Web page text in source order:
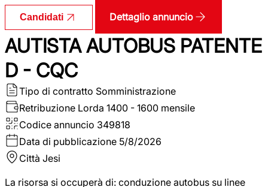
Candidati Dettaglio annuncio
AUTISTA AUTOBUS PATENTE
D - CQC
Tipo di contratto Somministrazione
Retribuzione Lorda 1400 - 1600 mensile
Codice annuncio 349818
Data di pubblicazione 5/8/2026
Città Jesi
La risorsa si occuperà di: conduzione autobus su linee